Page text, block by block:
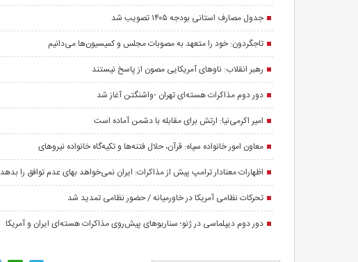
جدول مصارف استانی بودجه ۱۴۰۵ تصویب شد
تاجگردون: خود را متعهد به مصوبات مجلس و کمیسیون‌ها می‌دانیم
رهبر انقلاب: ناوهای آمریکایی مصون از پاسخ نیستند
دور دوم مذاکرات هسته‌ای تهران -واشنگتن آغاز شد
امیر اکرمی‌نیا: ارتش برای مقابله با دشمن آماده است
معاون امور خانواده سپاه: قرآن، حلال فتنه‌ها و تکیه‌گاه خانواده نیروهای
اظهارات معنادار ترامپ پیش از مذاکرات: ایران نمی‌خواهد بهای عدم توافق را بدهد
تحرکات نظامی آمریکا در خاورمیانه / حضور نظامی تمدید شد
دور دوم دیپلماسی در ژنو؛ سناریوهای پیش‌روی مذاکرات هسته‌ای ایران و آمریکا